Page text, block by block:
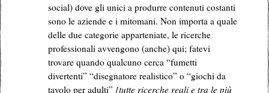
social) dove gli unici a produrre contenuti costanti
sono le aziende e i mitomani. Non importa a quale
delle due categorie apparteniate, le ricerche
professionali avvengono (anche) qui; fatevi
trovare quando qualcuno cerca “fumetti
divertenti” “disegnatore realistico” o “giochi da
tavolo per adulti” [tutte ricerche reali e tra le più